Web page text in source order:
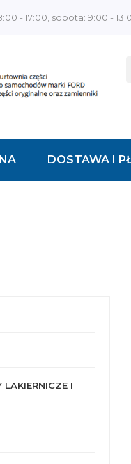
- 17:00, sobota: 9:00 -
DOSTAWA I
LAKIERNICZE I